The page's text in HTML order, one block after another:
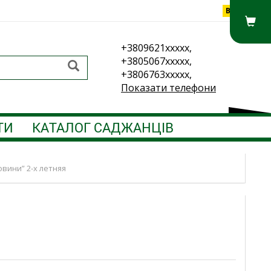
Вхід
+3809621xxxxx,
+3805067xxxxx,
+3806763xxxxx,
Показати телефони
КАТАЛОГ САДЖАНЦІВ
2-х летняя